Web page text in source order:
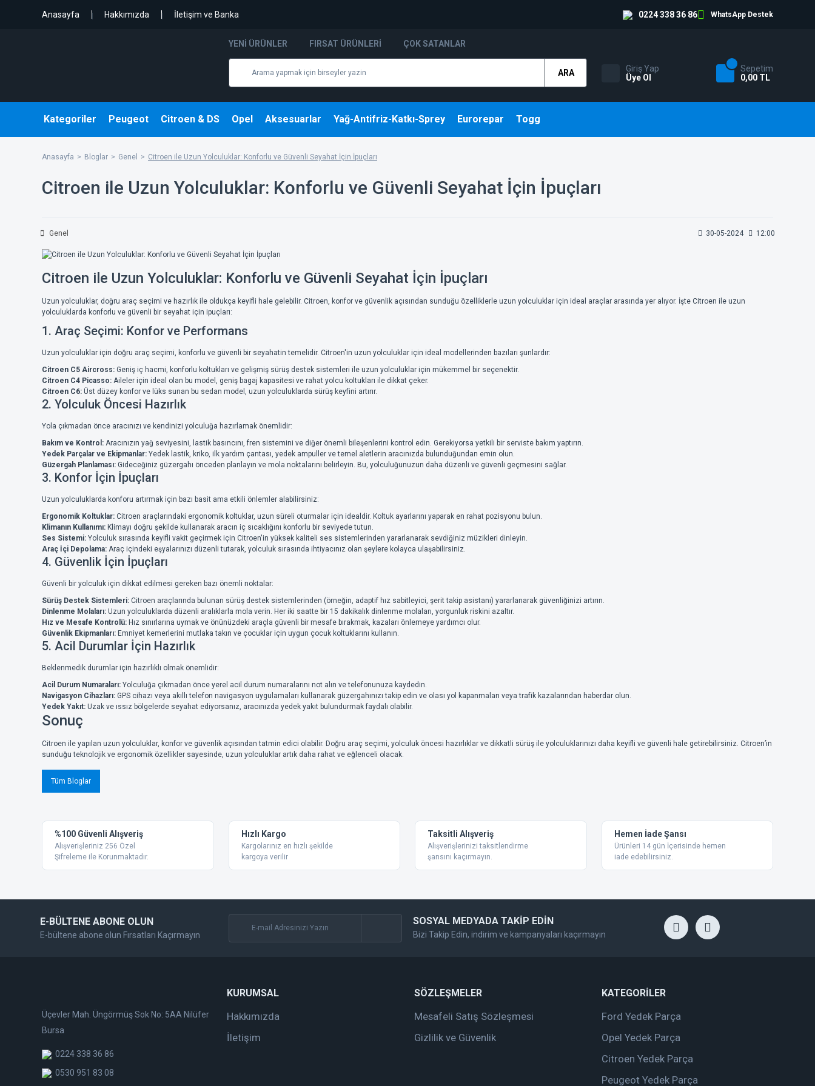
Anasayfa Hakkımızda İletişim ve Banka 0224 338 36 86 WhatsApp Destek
YENI ÜRÜNLER FIRSAT ÜRÜNLERI ÇOK SATANLAR
ARA
Giriş Yap
Üye Ol
Sepetim
0,00 TL
Kategoriler Peugeot Citroen & DS Opel Aksesuarlar Yağ-Antifriz-Katkı-Sprey Eurorepar Togg
Anasayfa Bloglar Genel Citroen ile Uzun Yolculuklar: Konforlu ve Güvenli Seyahat İçin İpuçları
Citroen ile Uzun Yolculuklar: Konforlu ve Güvenli Seyahat İçin İpuçları
Genel 30-05-2024 12:00
Citroen ile Uzun Yolculuklar: Konforlu ve Güvenli Seyahat İçin İpuçları
Uzun yolculuklar, doğru araç seçimi ve hazırlık ile oldukça keyifli hale gelebilir. Citroen, konfor ve güvenlik açısından sunduğu özelliklerle uzun yolculuklar için ideal araçlar arasında yer alıyor. İşte Citroen ile uzun
yolculuklarda konforlu ve güvenli bir seyahat için ipuçları:
1. Araç Seçimi: Konfor ve Performans
Uzun yolculuklar için doğru araç seçimi, konforlu ve güvenli bir seyahatin temelidir. Citroen'in uzun yolculuklar için ideal modellerinden bazıları şunlardır:
Citroen C5 Aircross: Geniş iç hacmi, konforlu koltukları ve gelişmiş sürüş destek sistemleri ile uzun yolculuklar için mükemmel bir seçenektir.
Citroen C4 Picasso: Aileler için ideal olan bu model, geniş bagaj kapasitesi ve rahat yolcu koltukları ile dikkat çeker.
Citroen C6: Üst düzey konfor ve lüks sunan bu sedan model, uzun yolculuklarda sürüş keyfini artırır.
2. Yolculuk Öncesi Hazırlık
Yola çıkmadan önce aracınızı ve kendinizi yolculuğa hazırlamak önemlidir:
Bakım ve Kontrol: Aracınızın yağ seviyesini, lastik basıncını, fren sistemini ve diğer önemli bileşenlerini kontrol edin. Gerekiyorsa yetkili bir serviste bakım yaptırın.
Yedek Parçalar ve Ekipmanlar: Yedek lastik, kriko, ilk yardım çantası, yedek ampuller ve temel aletlerin aracınızda bulunduğundan emin olun.
Güzergah Planlaması: Gideceğiniz güzergahı önceden planlayın ve mola noktalarını belirleyin. Bu, yolculuğunuzun daha düzenli ve güvenli geçmesini sağlar.
3. Konfor İçin İpuçları
Uzun yolculuklarda konforu artırmak için bazı basit ama etkili önlemler alabilirsiniz:
Ergonomik Koltuklar: Citroen araçlarındaki ergonomik koltuklar, uzun süreli oturmalar için idealdir. Koltuk ayarlarını yaparak en rahat pozisyonu bulun.
Klimanın Kullanımı: Klimayı doğru şekilde kullanarak aracın iç sıcaklığını konforlu bir seviyede tutun.
Ses Sistemi: Yolculuk sırasında keyifli vakit geçirmek için Citroen'in yüksek kaliteli ses sistemlerinden yararlanarak sevdiğiniz müzikleri dinleyin.
Araç İçi Depolama: Araç içindeki eşyalarınızı düzenli tutarak, yolculuk sırasında ihtiyacınız olan şeylere kolayca ulaşabilirsiniz.
4. Güvenlik İçin İpuçları
Güvenli bir yolculuk için dikkat edilmesi gereken bazı önemli noktalar:
Sürüş Destek Sistemleri: Citroen araçlarında bulunan sürüş destek sistemlerinden (örneğin, adaptif hız sabitleyici, şerit takip asistanı) yararlanarak güvenliğinizi artırın.
Dinlenme Molaları: Uzun yolculuklarda düzenli aralıklarla mola verin. Her iki saatte bir 15 dakikalık dinlenme molaları, yorgunluk riskini azaltır.
Hız ve Mesafe Kontrolü: Hız sınırlarına uymak ve önünüzdeki araçla güvenli bir mesafe bırakmak, kazaları önlemeye yardımcı olur.
Güvenlik Ekipmanları: Emniyet kemerlerini mutlaka takın ve çocuklar için uygun çocuk koltuklarını kullanın.
5. Acil Durumlar İçin Hazırlık
Beklenmedik durumlar için hazırlıklı olmak önemlidir:
Acil Durum Numaraları: Yolculuğa çıkmadan önce yerel acil durum numaralarını not alın ve telefonunuza kaydedin.
Navigasyon Cihazları: GPS cihazı veya akıllı telefon navigasyon uygulamaları kullanarak güzergahınızı takip edin ve olası yol kapanmaları veya trafik kazalarından haberdar olun.
Yedek Yakıt: Uzak ve ıssız bölgelerde seyahat ediyorsanız, aracınızda yedek yakıt bulundurmak faydalı olabilir.
Sonuç
Citroen ile yapılan uzun yolculuklar, konfor ve güvenlik açısından tatmin edici olabilir. Doğru araç seçimi, yolculuk öncesi hazırlıklar ve dikkatli sürüş ile yolculuklarınızı daha keyifli ve güvenli hale getirebilirsiniz. Citroen’in
sunduğu teknolojik ve ergonomik özellikler sayesinde, uzun yolculuklar artık daha rahat ve eğlenceli olacak.
Tüm Bloglar
%100 Güvenli Alışveriş
Alışverişleriniz 256 Özel
Şifreleme ile Korunmaktadır.
Hızlı Kargo
Kargolarınız en hızlı şekilde
kargoya verilir
Taksitli Alışveriş
Alışverişlerinizi taksitlendirme
şansını kaçırmayın.
Hemen İade Şansı
Ürünleri 14 gün İçerisinde hemen
iade edebilirsiniz.
E-BÜLTENE ABONE OLUN
E-bültene abone olun Fırsatları Kaçırmayın
SOSYAL MEDYADA TAKİP EDİN
Bizi Takip Edin, indirim ve kampanyaları kaçırmayın
Üçevler Mah. Üngörmüş Sok No: 5AA Nilüfer
Bursa
0224 338 36 86
0530 951 83 08
KURUMSAL
Hakkımızda
İletişim
SÖZLEŞMELER
Mesafeli Satış Sözleşmesi
Gizlilik ve Güvenlik
KATEGORİLER
Ford Yedek Parça
Opel Yedek Parça
Citroen Yedek Parça
Peugeot Yedek Parça